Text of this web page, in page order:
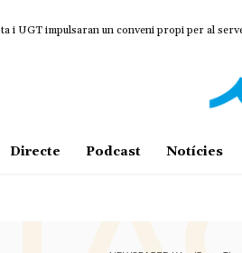
i UGT impulsaran un conveni propi per al
Directe Podcast Notícies